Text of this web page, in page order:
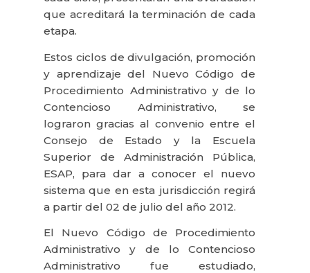
que acreditará la terminación de cada
etapa.
Estos ciclos de divulgación, promoción
y aprendizaje del Nuevo Código de
Procedimiento Administrativo y de lo
Contencioso Administrativo, se
lograron gracias al convenio entre el
Consejo de Estado y la Escuela
Superior de Administración Pública,
ESAP, para dar a conocer el nuevo
sistema que en esta jurisdicción regirá
a partir del 02 de julio del año 2012.
El Nuevo Código de Procedimiento
Administrativo y de lo Contencioso
Administrativo fue estudiado,